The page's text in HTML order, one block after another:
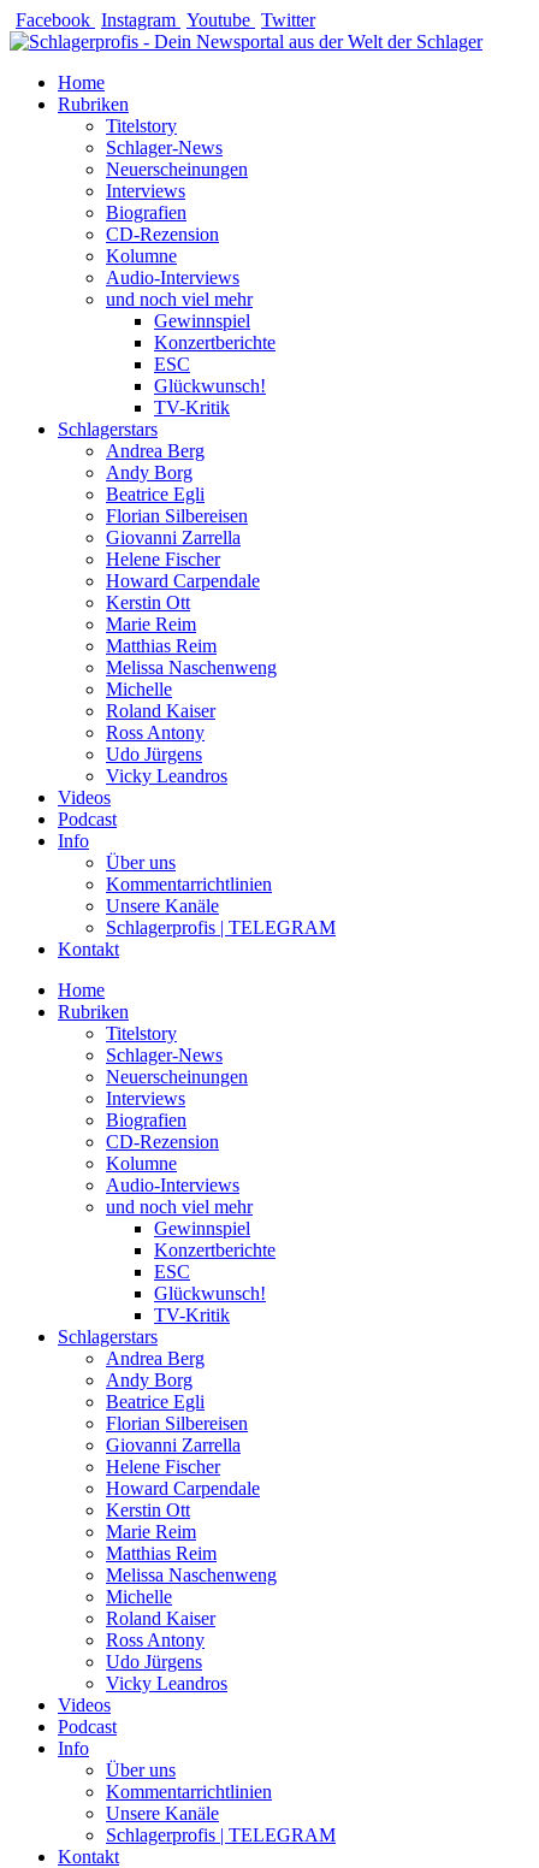
Zum
Inhalt
Facebook Instagram Youtube Twitter
Home
Rubriken
Titelstory
Schlager-News
Neuerscheinungen
Interviews
Biografien
CD-Rezension
Kolumne
Audio-Interviews
und noch viel mehr
Gewinnspiel
Konzertberichte
ESC
Glückwunsch!
TV-Kritik
Schlagerstars
Andrea Berg
Andy Borg
Beatrice Egli
Florian Silbereisen
Giovanni Zarrella
Helene Fischer
Howard Carpendale
Kerstin Ott
Marie Reim
Matthias Reim
Melissa Naschenweng
Michelle
Roland Kaiser
Ross Antony
Udo Jürgens
Vicky Leandros
Videos
Podcast
Info
Über uns
Kommentarrichtlinien
Unsere Kanäle
Schlagerprofis | TELEGRAM
Kontakt
Home
Rubriken
Titelstory
Schlager-News
Neuerscheinungen
Interviews
Biografien
CD-Rezension
Kolumne
Audio-Interviews
und noch viel mehr
Gewinnspiel
Konzertberichte
ESC
Glückwunsch!
TV-Kritik
Schlagerstars
Andrea Berg
Andy Borg
Beatrice Egli
Florian Silbereisen
Giovanni Zarrella
Helene Fischer
Howard Carpendale
Kerstin Ott
Marie Reim
Matthias Reim
Melissa Naschenweng
Michelle
Roland Kaiser
Ross Antony
Udo Jürgens
Vicky Leandros
Videos
Podcast
Info
Über uns
Kommentarrichtlinien
Unsere Kanäle
Schlagerprofis | TELEGRAM
Kontakt